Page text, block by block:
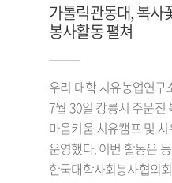
가톨릭관동대, 복사
봉사활동 펼쳐
우리 대학 치유농업연
7월 30일 강릉시 주문진
마음키움 치유캠프 및
운영했다. 이번 활동은
한국대학사회봉사협의